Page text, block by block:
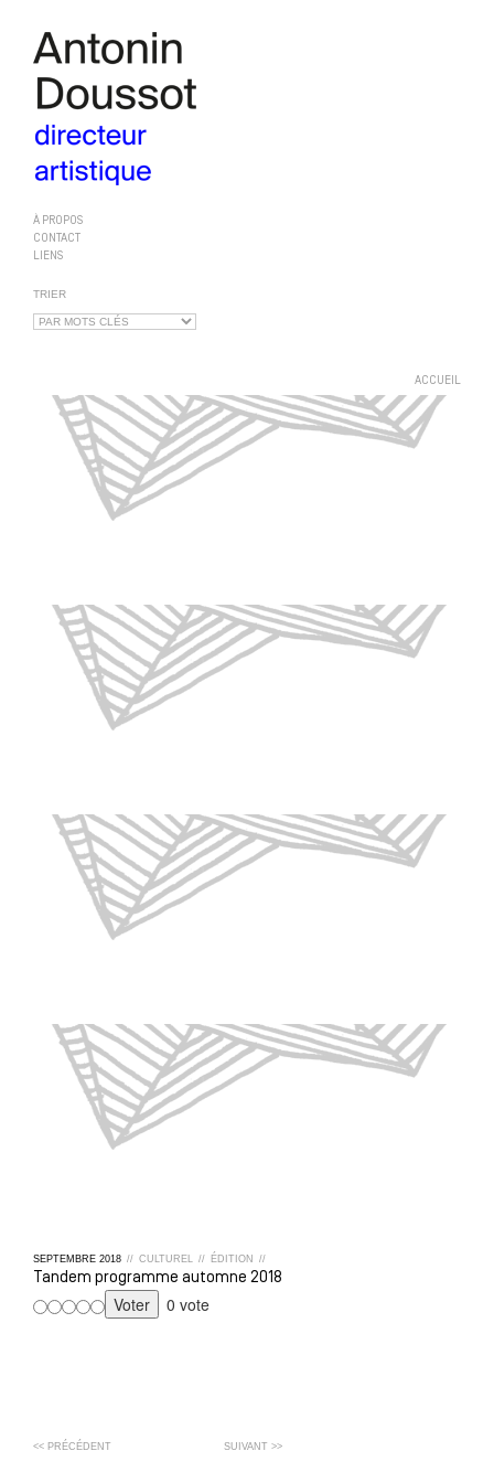
À PROPOS
CONTACT
LIENS
TRIER
ACCUEIL
SEPTEMBRE 2018 // CULTUREL // ÉDITION //
Tandem programme automne 2018
0 vote
<< PRÉCÉDENT SUIVANT >>